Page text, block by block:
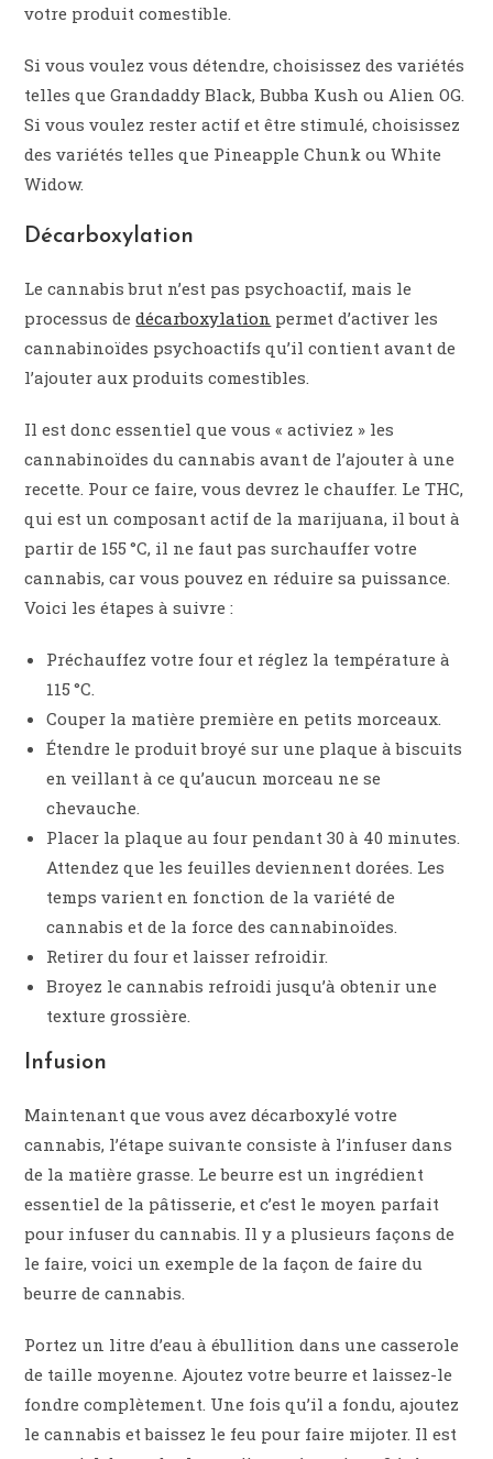
votre produit comestible.
Si vous voulez vous détendre, choisissez des variétés
telles que Grandaddy Black, Bubba Kush ou Alien OG.
Si vous voulez rester actif et être stimulé, choisissez
des variétés telles que Pineapple Chunk ou White
Widow.
Décarboxylation
Le cannabis brut n’est pas psychoactif, mais le
processus dedécarboxylation permet d’activer les
cannabinoïdes psychoactifs qu’il contient avant de
l’ajouter aux produits comestibles.
Il est donc essentiel que vous « activiez » les
cannabinoïdes du cannabis avant de l’ajouter à une
recette. Pour ce faire, vous devrez le chauffer. Le THC,
qui est un composant actif de la marijuana, il bout à
partir de 155 °C, il ne faut pas surchauffer votre
cannabis, car vous pouvez en réduire sa puissance.
Voici les étapes à suivre :
Préchauffez votre four et réglez la température à
115 °C.
Couper la matière première en petits morceaux.
Étendre le produit broyé sur une plaque à biscuits
en veillant à ce qu’aucun morceau ne se
chevauche.
Placer la plaque au four pendant 30 à 40 minutes.
Attendez que les feuilles deviennent dorées. Les
temps varient en fonction de la variété de
cannabis et de la force des cannabinoïdes.
Retirer du four et laisser refroidir.
Broyez le cannabis refroidi jusqu’à obtenir une
texture grossière.
Infusion
Maintenant que vous avez décarboxylé votre
cannabis, l’étape suivante consiste à l’infuser dans
de la matière grasse. Le beurre est un ingrédient
essentiel de la pâtisserie, et c’est le moyen parfait
pour infuser du cannabis. Il y a plusieurs façons de
le faire, voici un exemple de la façon de faire du
beurre de cannabis.
Portez un litre d’eau à ébullition dans une casserole
de taille moyenne. Ajoutez votre beurre et laissez-le
fondre complètement. Une fois qu’il a fondu, ajoutez
le cannabis et baissez le feu pour faire mijoter. Il est